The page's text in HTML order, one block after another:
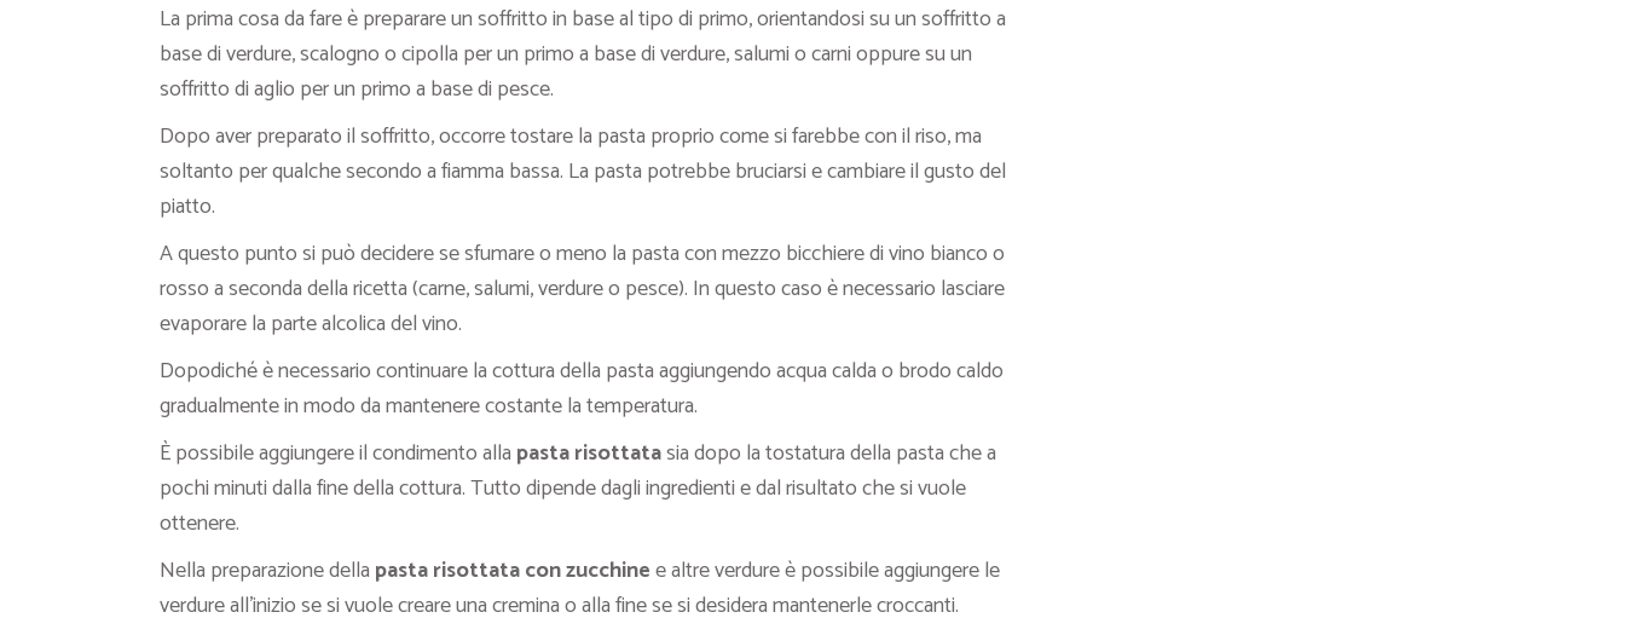
La prima cosa da fare è preparare un soffritto in base al tipo di primo, orientandosi su un soffritto a
base di verdure, scalogno o cipolla per un primo a base di verdure, salumi o carni oppure su un
soffritto di aglio per un primo a base di pesce.
Dopo aver preparato il soffritto, occorre tostare la pasta proprio come si farebbe con il riso, ma
soltanto per qualche secondo a fiamma bassa. La pasta potrebbe bruciarsi e cambiare il gusto del
piatto.
A questo punto si può decidere se sfumare o meno la pasta con mezzo bicchiere di vino bianco o
rosso a seconda della ricetta (carne, salumi, verdure o pesce). In questo caso è necessario lasciare
evaporare la parte alcolica del vino.
Dopodiché è necessario continuare la cottura della pasta aggiungendo acqua calda o brodo caldo
gradualmente in modo da mantenere costante la temperatura.
È possibile aggiungere il condimento alla pasta risottatasia dopo la tostatura della pasta che a
pochi minuti dalla fine della cottura. Tutto dipende dagli ingredienti e dal risultato che si vuole
ottenere.
Nella preparazione della pasta risottata con zucchinee altre verdure è possibile aggiungere le
verdure all’inizio se si vuole creare una cremina o alla fine se si desidera mantenerle croccanti.